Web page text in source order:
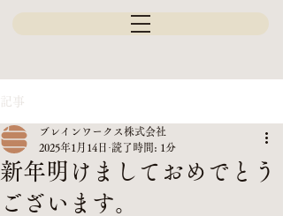
記事
新年明けましておめでとう
ございます。
ブレインワークス株式会社
2025年1月14日 読了時間: 1分